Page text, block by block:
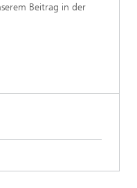
Beitrag in der